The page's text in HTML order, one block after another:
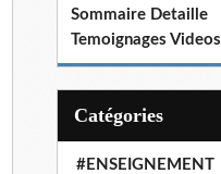
Sommaire Detaille
Temoignages Videos
Catégories
#ENSEIGNEMENT